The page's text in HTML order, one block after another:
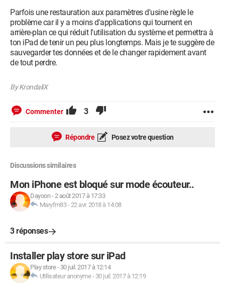
Parfois une restauration aux paramètres d'usine règle le
problème car il y a moins d'applications qui tournent en
arrière-plan ce qui réduit l'utilisation du système et permettra à
ton iPad de tenir un peu plus longtemps. Mais je te suggère de
sauvegarder tes données et de le changer rapidement avant
de tout perdre.
By KrondaliX
Commenter 3
Répondre Posez votre question
Discussions similaires
Mon iPhone est bloqué sur mode écouteur..
Dayoon-2 août 2017 à 17:33
Maryfrn83-22 avr. 2018 à 14:08
3 réponses
Installer play store sur iPad
Play store- 30 juil. 2017 à 12:14
Utilisateur anonyme- 30 juil. 2017 à 12:19